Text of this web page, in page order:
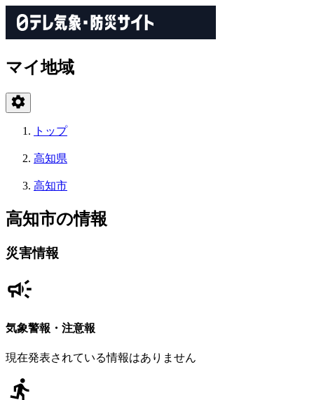
マイ地域
トップ
高知県
高知市
高知市の情報
災害情報
気象警報・注意報
現在発表されている情報はありません